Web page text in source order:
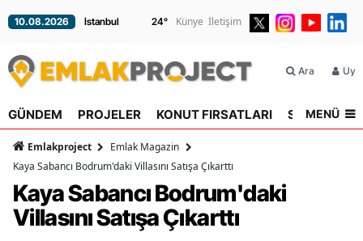
10.08.2026 24° Künye İletişim
Ara
GÜNDEM PROJELER KONUT FIRSATLARI SEKTÖR
MENÜ
Emlakproject
Emlak Magazin
Kaya Sabancı Bodrum'daki Villasını Satışa Çıkarttı
Kaya Sabancı Bodrum'daki
Villasını Satışa Çıkarttı